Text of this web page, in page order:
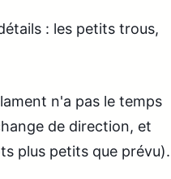
: les petits trous,
n'a pas le temps
de direction, et
plus petits que prévu).